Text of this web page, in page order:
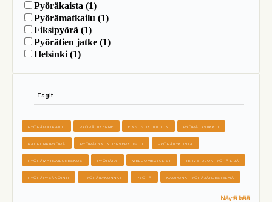
Pyöräkaista (1)
Pyörämatkailu (1)
Fiksipyörä (1)
Pyörätien jatke (1)
Helsinki (1)
Tagit
PYÖRÄMATKAILU PYÖRÄLIIKENNE FIKSUSTIKOULUUN PYÖRÄILYVIIKKO
KAUPUNKIPYÖRÄ PYÖRÄILYKUNTIENVERKOSTO PYÖRÄILYKUNTA
PYÖRÄMATKAILUKESKUS PYÖRÄILY WELCOMECYCLIST TERVETULOAPYÖRÄILIJÄ
PYÖRÄPYSÄKÖINTI PYÖRÄILYKUNNAT PYÖRÄ KAUPUNKIPYÖRÄJÄRJESTELMÄ
Näytä lisää